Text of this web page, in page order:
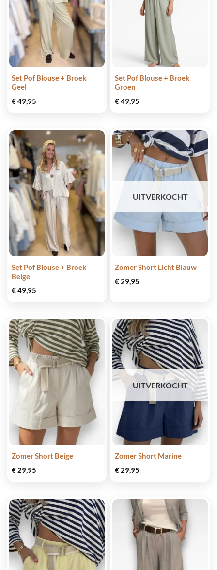
Set Pof Blouse + Broek
Geel
€49,95
Set Pof Blouse + Broek
Groen
€49,95
Set Pof Blouse + Broek
Beige
€49,95
UITVERKOCHT
Zomer Short Licht Blauw
€ 29,95
Zomer Short Beige
€ 29,95
UITVERKOCHT
Zomer Short Marine
€ 29,95